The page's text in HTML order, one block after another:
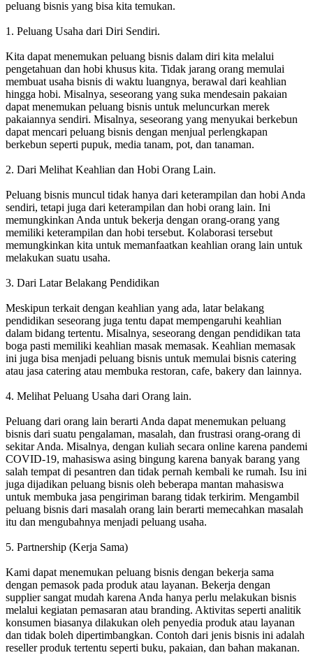
peluang bisnis yang bisa kita temukan.
1. Peluang Usaha dari Diri Sendiri.
Kita dapat menemukan peluang bisnis dalam diri kita melalui
pengetahuan dan hobi khusus kita. Tidak jarang orang memulai
membuat usaha bisnis di waktu luangnya, berawal dari keahlian
hingga hobi. Misalnya, seseorang yang suka mendesain pakaian
dapat menemukan peluang bisnis untuk meluncurkan merek
pakaiannya sendiri. Misalnya, seseorang yang menyukai berkebun
dapat mencari peluang bisnis dengan menjual perlengkapan
berkebun seperti pupuk, media tanam, pot, dan tanaman.
2. Dari Melihat Keahlian dan Hobi Orang Lain.
Peluang bisnis muncul tidak hanya dari keterampilan dan hobi Anda
sendiri, tetapi juga dari keterampilan dan hobi orang lain. Ini
memungkinkan Anda untuk bekerja dengan orang-orang yang
memiliki keterampilan dan hobi tersebut. Kolaborasi tersebut
memungkinkan kita untuk memanfaatkan keahlian orang lain untuk
melakukan suatu usaha.
3. Dari Latar Belakang Pendidikan
Meskipun terkait dengan keahlian yang ada, latar belakang
pendidikan seseorang juga tentu dapat mempengaruhi keahlian
dalam bidang tertentu. Misalnya, seseorang dengan pendidikan tata
boga pasti memiliki keahlian masak memasak. Keahlian memasak
ini juga bisa menjadi peluang bisnis untuk memulai bisnis catering
atau jasa catering atau membuka restoran, cafe, bakery dan lainnya.
4. Melihat Peluang Usaha dari Orang lain.
Peluang dari orang lain berarti Anda dapat menemukan peluang
bisnis dari suatu pengalaman, masalah, dan frustrasi orang-orang di
sekitar Anda. Misalnya, dengan kuliah secara online karena pandemi
COVID-19, mahasiswa asing bingung karena banyak barang yang
salah tempat di pesantren dan tidak pernah kembali ke rumah. Isu ini
juga dijadikan peluang bisnis oleh beberapa mantan mahasiswa
untuk membuka jasa pengiriman barang tidak terkirim. Mengambil
peluang bisnis dari masalah orang lain berarti memecahkan masalah
itu dan mengubahnya menjadi peluang usaha.
5. Partnership (Kerja Sama)
Kami dapat menemukan peluang bisnis dengan bekerja sama
dengan pemasok pada produk atau layanan. Bekerja dengan
supplier sangat mudah karena Anda hanya perlu melakukan bisnis
melalui kegiatan pemasaran atau branding. Aktivitas seperti analitik
konsumen biasanya dilakukan oleh penyedia produk atau layanan
dan tidak boleh dipertimbangkan. Contoh dari jenis bisnis ini adalah
reseller produk tertentu seperti buku, pakaian, dan bahan makanan.